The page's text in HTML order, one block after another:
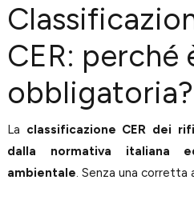
CER: perché
obbligatoria?
La classificazione CER dei
dalla normativa italiana
ambientale . Senza una